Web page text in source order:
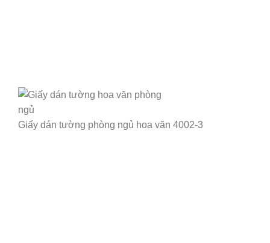
Giấy dán tường phòng ngủ hoa văn 4002-3